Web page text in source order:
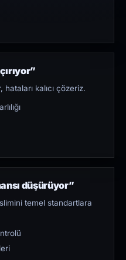
kalıcı çözeriz.
düşürüyor”
temel standartlara